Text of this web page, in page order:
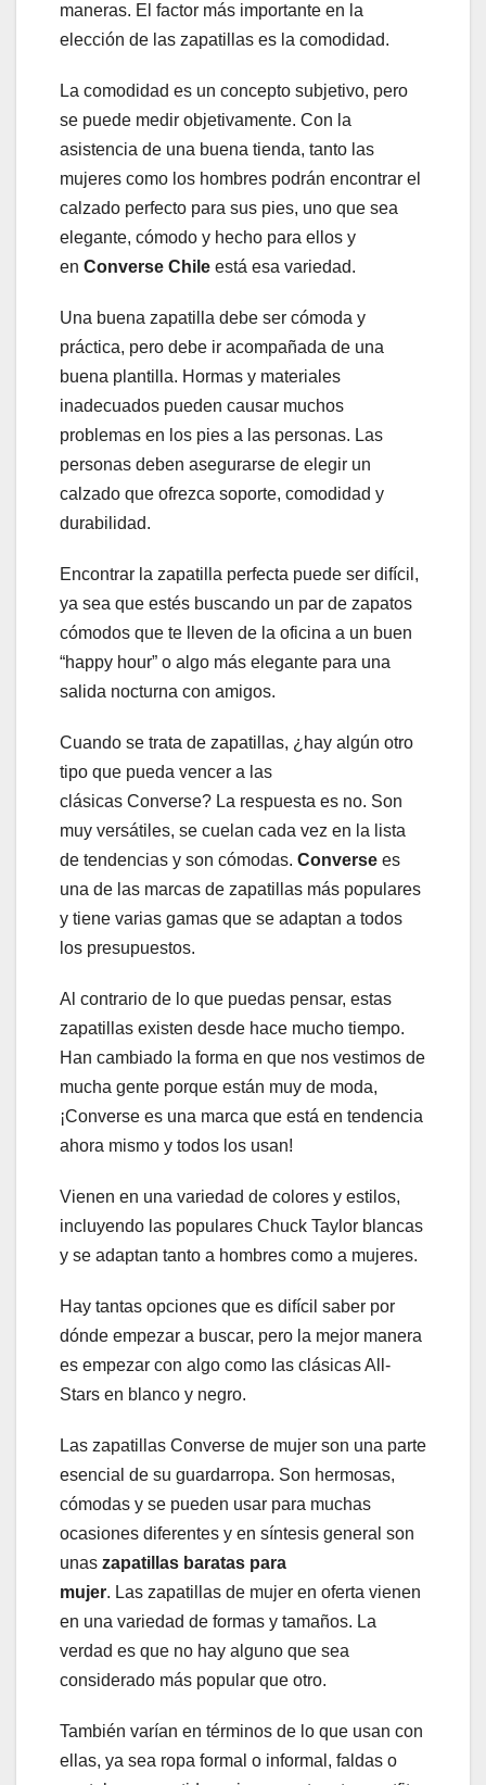
maneras. El factor más importante en la
elección de las zapatillas es la comodidad.
La comodidad es un concepto subjetivo, pero
se puede medir objetivamente. Con la
asistencia de una buena tienda, tanto las
mujeres como los hombres podrán encontrar el
calzado perfecto para sus pies, uno que sea
elegante, cómodo y hecho para ellos y
en Converse Chile está esa variedad.
Una buena zapatilla debe ser cómoda y
práctica, pero debe ir acompañada de una
buena plantilla. Hormas y materiales
inadecuados pueden causar muchos
problemas en los pies a las personas. Las
personas deben asegurarse de elegir un
calzado que ofrezca soporte, comodidad y
durabilidad.
Encontrar la zapatilla perfecta puede ser difícil,
ya sea que estés buscando un par de zapatos
cómodos que te lleven de la oficina a un buen
“happy hour” o algo más elegante para una
salida nocturna con amigos.
Cuando se trata de zapatillas, ¿hay algún otro
tipo que pueda vencer a las
clásicas Converse? La respuesta es no. Son
muy versátiles, se cuelan cada vez en la lista
de tendencias y son cómodas. Converse es
una de las marcas de zapatillas más populares
y tiene varias gamas que se adaptan a todos
los presupuestos.
Al contrario de lo que puedas pensar, estas
zapatillas existen desde hace mucho tiempo.
Han cambiado la forma en que nos vestimos de
mucha gente porque están muy de moda,
¡Converse es una marca que está en tendencia
ahora mismo y todos los usan!
Vienen en una variedad de colores y estilos,
incluyendo las populares Chuck Taylor blancas
y se adaptan tanto a hombres como a mujeres.
Hay tantas opciones que es difícil saber por
dónde empezar a buscar, pero la mejor manera
es empezar con algo como las clásicas All-
Stars en blanco y negro.
Las zapatillas Converse de mujer son una parte
esencial de su guardarropa. Son hermosas,
cómodas y se pueden usar para muchas
ocasiones diferentes y en síntesis general son
unas zapatillas baratas para
mujer. Las zapatillas de mujer en oferta vienen
en una variedad de formas y tamaños. La
verdad es que no hay alguno que sea
considerado más popular que otro.
También varían en términos de lo que usan con
ellas, ya sea ropa formal o informal, faldas o